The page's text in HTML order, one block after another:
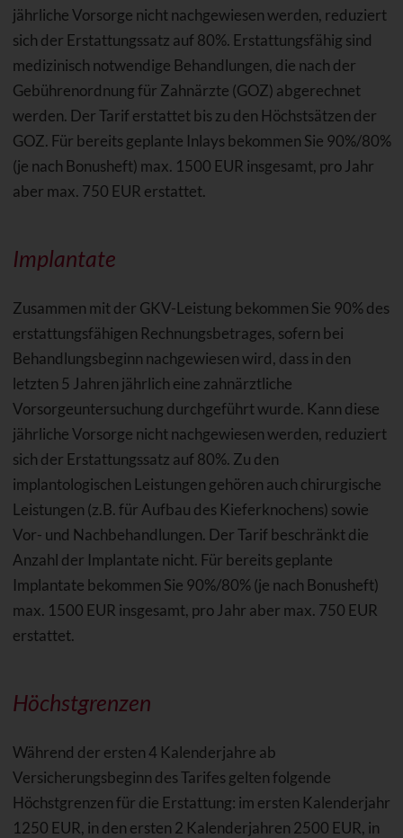
jährliche Vorsorge nicht nachgewiesen werden, reduziert
sich der Erstattungssatz auf 80%. Erstattungsfähig sind
medizinisch notwendige Behandlungen, die nach der
Gebührenordnung für Zahnärzte (GOZ) abgerechnet
werden. Der Tarif erstattet bis zu den Höchstsätzen der
GOZ. Für bereits geplante Inlays bekommen Sie 90%/80%
(je nach Bonusheft) max. 1500 EUR insgesamt, pro Jahr
aber max. 750 EUR erstattet.
Implantate
Zusammen mit der GKV-Leistung bekommen Sie 90% des
erstattungsfähigen Rechnungsbetrages, sofern bei
Behandlungsbeginn nachgewiesen wird, dass in den
letzten 5 Jahren jährlich eine zahnärztliche
Vorsorgeuntersuchung durchgeführt wurde. Kann diese
jährliche Vorsorge nicht nachgewiesen werden, reduziert
sich der Erstattungssatz auf 80%. Zu den
implantologischen Leistungen gehören auch chirurgische
Leistungen (z.B. für Aufbau des Kieferknochens) sowie
Vor- und Nachbehandlungen. Der Tarif beschränkt die
Anzahl der Implantate nicht. Für bereits geplante
Implantate bekommen Sie 90%/80% (je nach Bonusheft)
max. 1500 EUR insgesamt, pro Jahr aber max. 750 EUR
erstattet.
Höchstgrenzen
Während der ersten 4 Kalenderjahre ab
Versicherungsbeginn des Tarifes gelten folgende
Höchstgrenzen für die Erstattung: im ersten Kalenderjahr
1250 EUR, in den ersten 2 Kalenderjahren 2500 EUR, in